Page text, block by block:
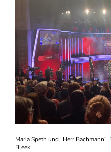
Maria Speth und „Herr
Bleek